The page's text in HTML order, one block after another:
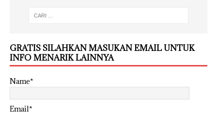
GRATIS SILAHKAN MASUKAN EMAIL UNTUK
INFO MENARIK LAINNYA
Name*
Email*